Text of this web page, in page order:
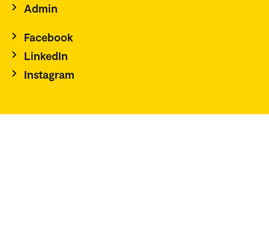
Admin
Facebook
LinkedIn
Instagram